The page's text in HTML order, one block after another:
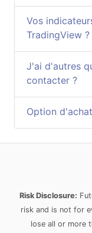
Vos
TradingView ?
J'ai d'autres
contacter ?
Option
Risk Disclosure:
risk and is not for
lose all or more